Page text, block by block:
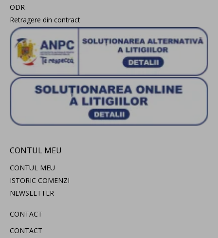
ODR
Retragere din contract
CONTUL MEU
CONTUL MEU
ISTORIC COMENZI
NEWSLETTER
CONTACT
CONTACT